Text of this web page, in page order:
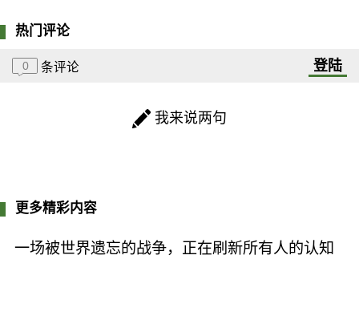
热门评论
0 条评论 登陆
我来说两句
更多精彩内容
一场被世界遗忘的战争，正在刷新所有人的认知